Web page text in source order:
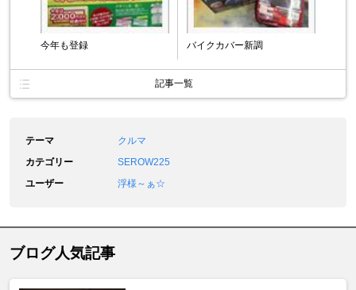
今年も登録 バイクカバー新調
記事一覧
テーマ
クルマ
カテゴリー
SEROW225
ユーザー
浮様～ぁ☆
ブログ人気記事